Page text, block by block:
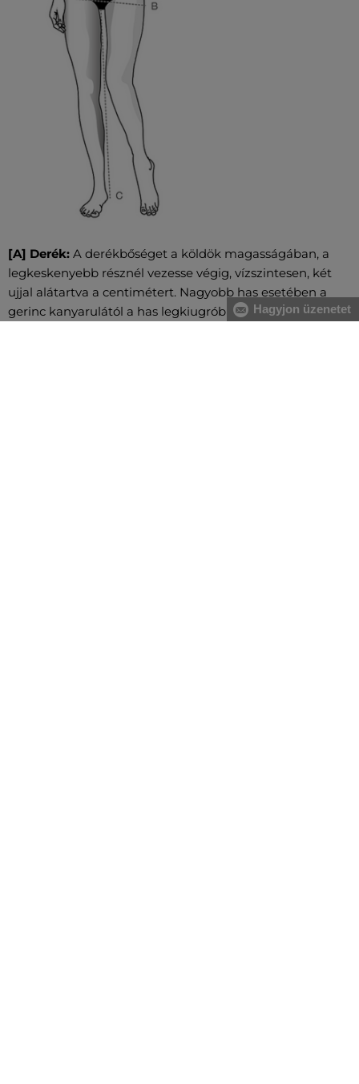
[A] Derék: A derékbőséget a köldök magasságában, a
legkeskenyebb résznél vezesse végig, vízszintesen, két
ujjal alátartva a centimétert. Nagyobb has esetében a
gerinc kanyarulától a has legkiugróbb pontjáig mérje.
Hagyjon üzenetet